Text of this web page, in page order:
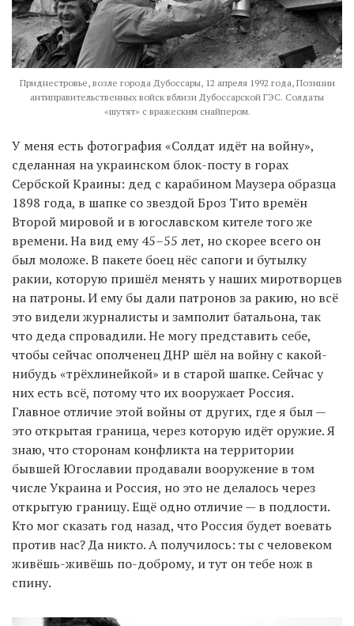
Приднестровье, возле города Дубоссары, 12 апреля 1992 года, Позиции
антиправительственных войск вблизи Дубоссарской ГЭС. Солдаты
«шутят» с вражеским снайпером.
У меня есть фотография «Солдат идёт на войну»,
сделанная на украинском блок-посту в горах
Сербской Краины: дед с карабином Маузера образца
1898 года, в шапке со звездой Броз Тито времён
Второй мировой и в югославском кителе того же
времени. На вид ему 45–55 лет, но скорее всего он
был моложе. В пакете боец нёс сапоги и бутылку
ракии, которую пришёл менять у наших миротворцев
на патроны. И ему бы дали патронов за ракию, но всё
это видели журналисты и замполит батальона, так
что деда спровадили. Не могу представить себе,
чтобы сейчас ополченец ДНР шёл на войну с какой-
нибудь «трёхлинейкой» и в старой шапке. Сейчас у
них есть всё, потому что их вооружает Россия.
Главное отличие этой войны от других, где я был —
это открытая граница, через которую идёт оружие. Я
знаю, что сторонам конфликта на территории
бывшей Югославии продавали вооружение в том
числе Украина и Россия, но это не делалось через
открытую границу. Ещё одно отличие — в подлости.
Кто мог сказать год назад, что Россия будет воевать
против нас? Да никто. А получилось: ты с человеком
живёшь-живёшь по-доброму, и тут он тебе нож в
спину.